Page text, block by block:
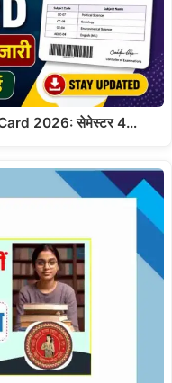
2026: सेमेस्टर 4…